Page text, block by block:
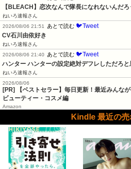
【BLEACH】恋次なんで隊長になれないんだろ
ねいろ速報さん
2026/08/06 21:51
あとで読む 🐦Tweet
CV石川由依好き
ねいろ速報さん
2026/08/06 21:40
あとで読む 🐦Tweet
ハンター ハンターの設定絶対デフレしただろ
ねいろ速報さん
2026/08/06
[PR] 【ベストセラー】毎日更新！最近みんな
ビューティー・コスメ編
Amazon
Kindle 最近の売